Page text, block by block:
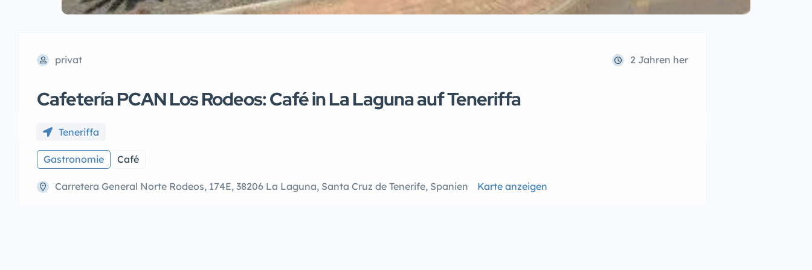
privat 2 Jahren her
Cafetería PCAN Los Rodeos: Café in La Laguna auf Teneriffa
Teneriffa
Gastronomie Café
Carretera General Norte Rodeos, 174E, 38206 La Laguna, Santa Cruz de Tenerife, Spanien Karte anzeigen